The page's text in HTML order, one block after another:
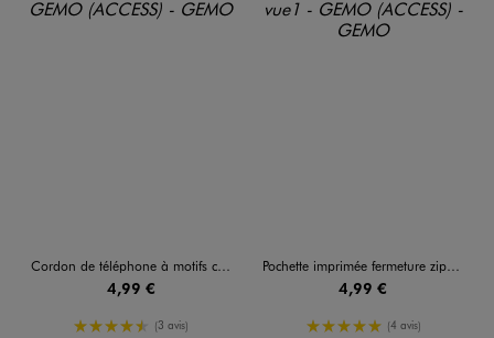
Cordon de téléphone à motifs cachemire
4,99 €
4.5/5 de moyenne
(3 avis)
Pochette imprimée fermeture zippée femme
4,99 €
5/5 de moyenne
(4 avis)